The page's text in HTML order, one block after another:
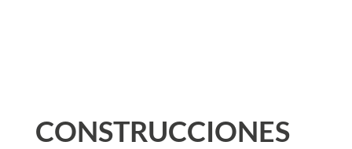
CONSTRUCCIONES